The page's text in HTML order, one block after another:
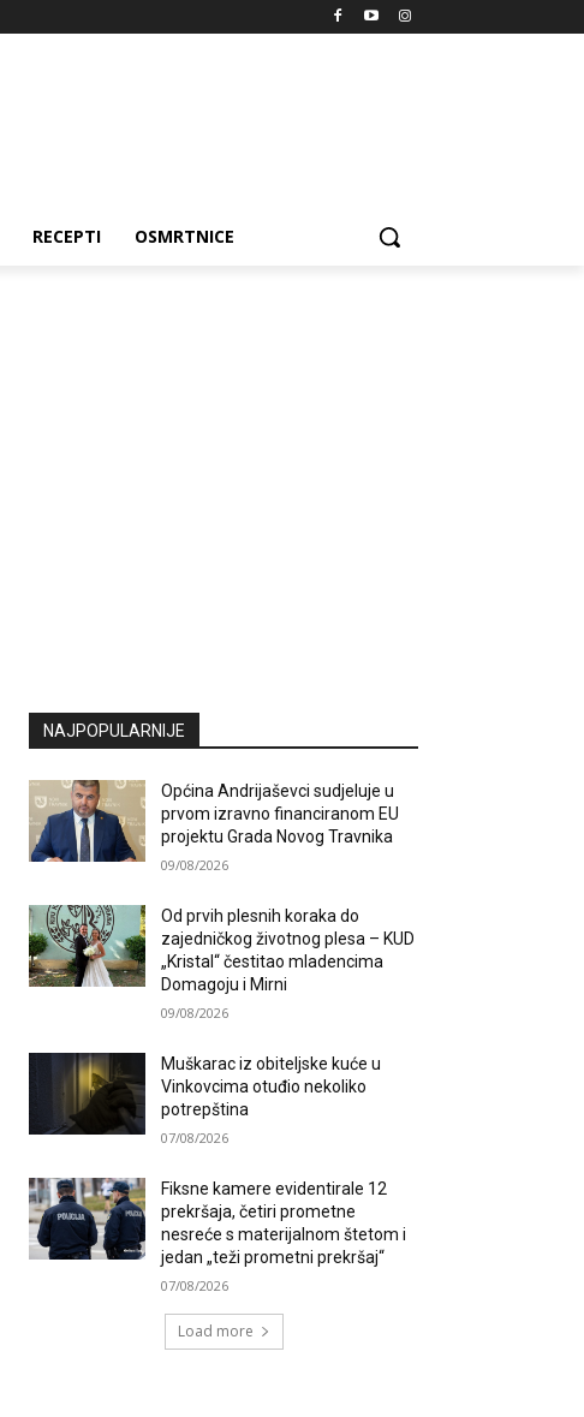
RECEPTI OSMRTNICE
NAJPOPULARNIJE
Općina Andrijaševci sudjeluje u
prvom izravno financiranom EU
projektu Grada Novog Travnika
09/08/2026
Od prvih plesnih koraka do
zajedničkog životnog plesa – KUD
„Kristal“ čestitao mladencima
Domagoju i Mirni
09/08/2026
Muškarac iz obiteljske kuće u
Vinkovcima otuđio nekoliko
potrepština
07/08/2026
Fiksne kamere evidentirale 12
prekršaja, četiri prometne
nesreće s materijalnom štetom i
jedan „teži prometni prekršaj“
07/08/2026
Load more